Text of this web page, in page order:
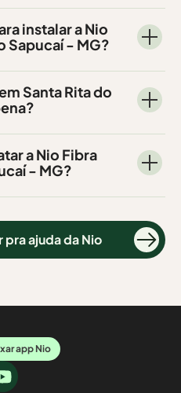
instalar a Nio
Sapucaí - MG?
Santa Rita do
a Nio Fibra
- MG?
pra ajuda da Nio
app Nio